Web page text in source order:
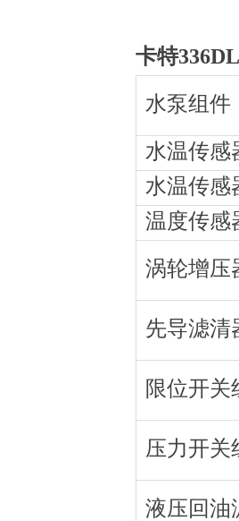
卡特
水泵组件
水温传感
水温传感
温度传感
涡轮增压
先导滤清
限位开关
压力开关
液压回油